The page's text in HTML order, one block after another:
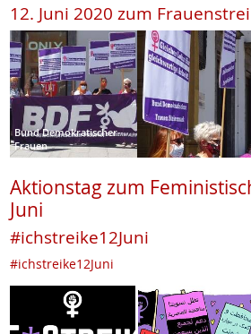
12. Juni 2020 zum
Bund Demokratischer
Frauen
Aktionstag zum
Juni
#ichstreike12Juni
#ichstreike12Juni